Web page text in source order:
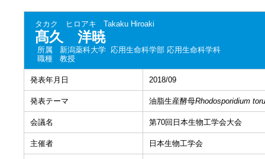
タカク ヒロアキ Takaku Hiroaki
髙久 洋暁
所属
新潟薬科大学 応用生命科学部 応用生命科学科
職種
教授
発表年月日 2018/09
発表テーマ 油脂生産酵母Rhodosporidium
会議名 第70回日本生物工学会大会
主催者 日本生物工学会